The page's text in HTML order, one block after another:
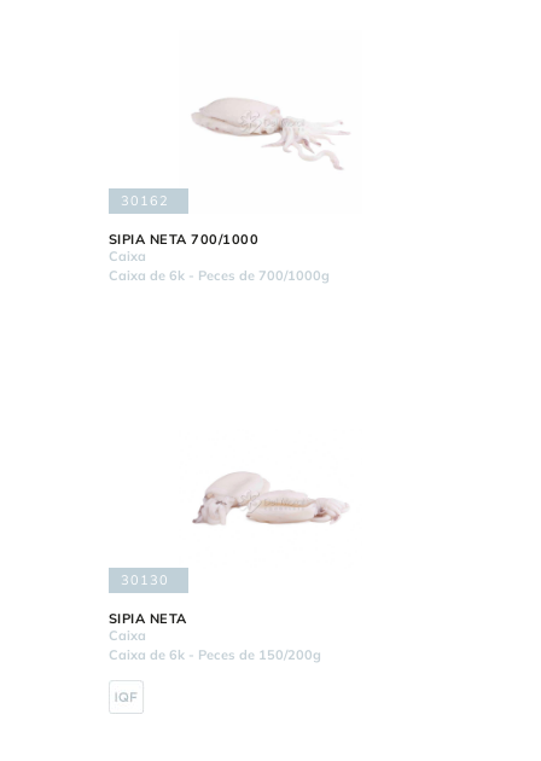
30162
SIPIA NETA 700/1000
Caixa
Caixa de 6k - Peces de 700/1000g
30130
SIPIA NETA
Caixa
Caixa de 6k - Peces de 150/200g